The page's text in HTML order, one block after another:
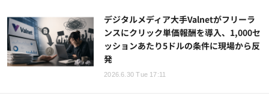
デジタルメディア大手Valnetがフリーラ
ンスにクリック単価報酬を導入、1,000セ
ッションあたり5ドルの条件に現場から反
発
2026.6.30 Tue 17:11